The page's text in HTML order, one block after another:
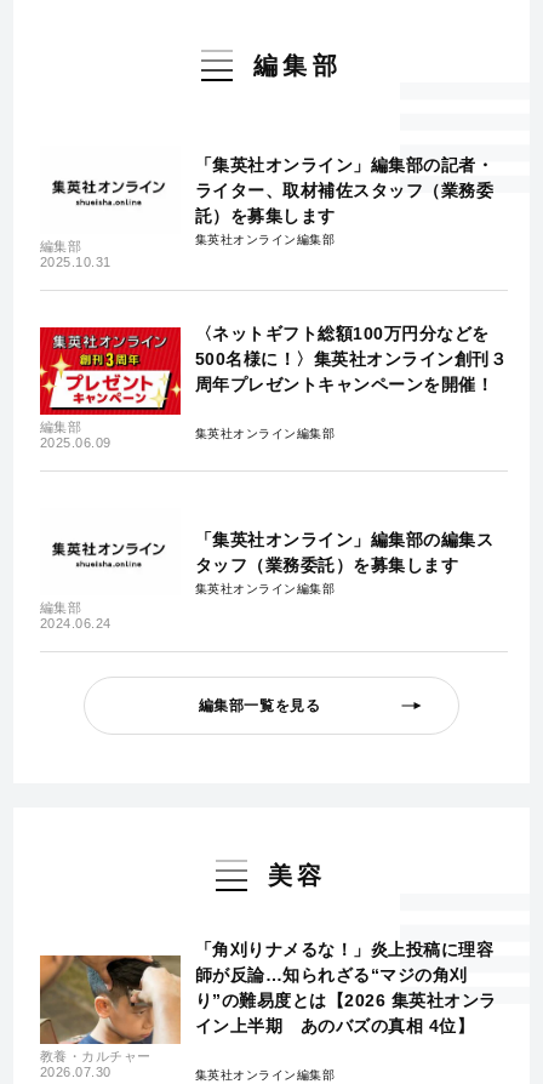
編集部
編集部
2025.10.31
「集英社オンライン」編集部の記者・
ライター、取材補佐スタッフ（業務委
託）を募集します
集英社オンライン編集部
編集部
2025.06.09
〈ネットギフト総額100万円分などを
500名様に！〉集英社オンライン創刊３
周年プレゼントキャンペーンを開催！
集英社オンライン編集部
編集部
2024.06.24
「集英社オンライン」編集部の編集ス
タッフ（業務委託）を募集します
集英社オンライン編集部
編集部一覧を見る
美容
教養・カルチャー
2026.07.30
「角刈りナメるな！」炎上投稿に理容
師が反論…知られざる“マジの角刈
り”の難易度とは【2026 集英社オンラ
イン上半期 あのバズの真相 4位】
集英社オンライン編集部